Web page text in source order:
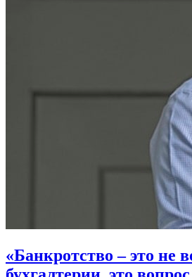
«Банкротство – это не